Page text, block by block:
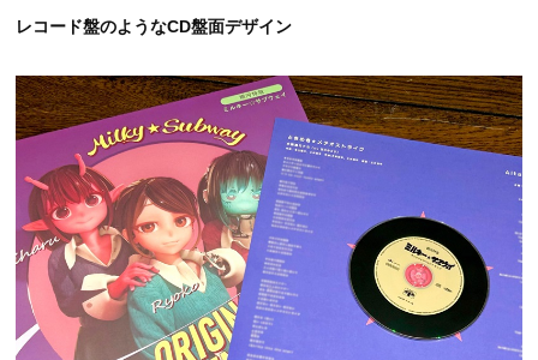
レコード盤のようなCD盤面デザイン